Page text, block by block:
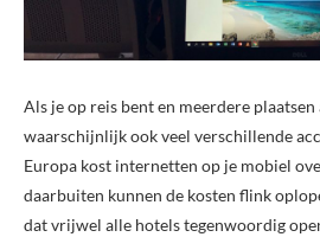
Als je op reis bent en meerdere
waarschijnlijk ook veel verschillende
Europa kost internetten op je mobiel
daarbuiten kunnen de kosten flink
dat vrijwel alle hotels tegenwoordig